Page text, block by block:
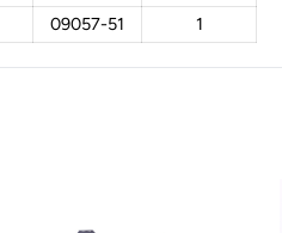
09057-51 1